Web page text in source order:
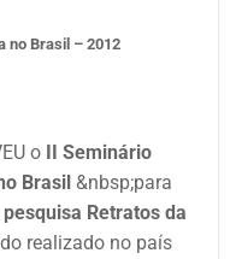
no Brasil – 2012
o II Seminário
Brasil &nbsp;para
Retratos da
realizado no país